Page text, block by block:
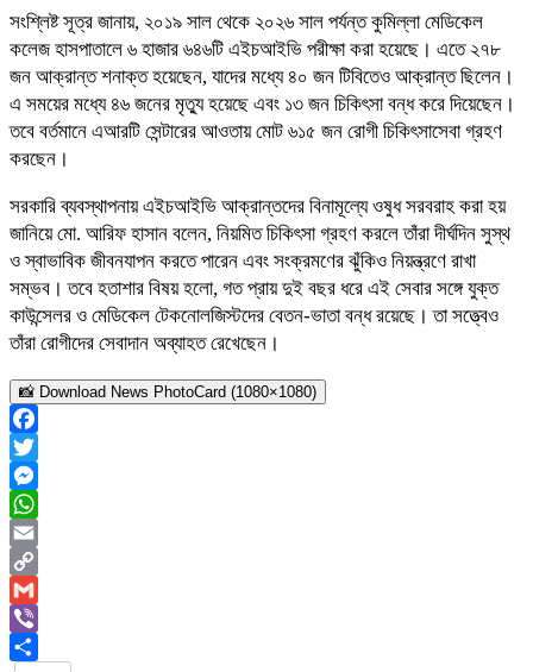
সংশ্লিষ্ট সূত্র জানায়, ২০১৯ সাল থেকে ২০২৬ সাল পর্যন্ত কুমিল্লা মেডিকেল
কলেজ হাসপাতালে ৬ হাজার ৬৪৬টি এইচআইভি পরীক্ষা করা হয়েছে। এতে ২৭৮
জন আক্রান্ত শনাক্ত হয়েছেন, যাদের মধ্যে ৪০ জন টিবিতেও আক্রান্ত ছিলেন।
এ সময়ের মধ্যে ৪৬ জনের মৃত্যু হয়েছে এবং ১৩ জন চিকিৎসা বন্ধ করে দিয়েছেন।
তবে বর্তমানে এআরটি সেন্টারের আওতায় মোট ৬১৫ জন রোগী চিকিৎসাসেবা গ্রহণ
করছেন।
সরকারি ব্যবস্থাপনায় এইচআইভি আক্রান্তদের বিনামূল্যে ওষুধ সরবরাহ করা হয়
জানিয়ে মো. আরিফ হাসান বলেন, নিয়মিত চিকিৎসা গ্রহণ করলে তাঁরা দীর্ঘদিন সুস্থ
ও স্বাভাবিক জীবনযাপন করতে পারেন এবং সংক্রমণের ঝুঁকিও নিয়ন্ত্রণে রাখা
সম্ভব। তবে হতাশার বিষয় হলো, গত প্রায় দুই বছর ধরে এই সেবার সঙ্গে যুক্ত
কাউন্সেলর ও মেডিকেল টেকনোলজিস্টদের বেতন-ভাতা বন্ধ রয়েছে। তা সত্ত্বেও
তাঁরা রোগীদের সেবাদান অব্যাহত রেখেছেন।
📸 Download News PhotoCard (1080×1080)
Facebook
Twitter
Messenger
WhatsApp
Email
Copy
Link
Gmail
Viber